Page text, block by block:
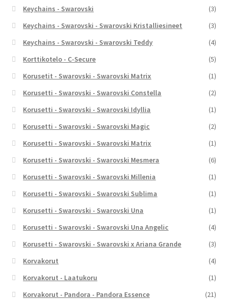
Keychains - Swarovski
(3)
Keychains - Swarovski - Swarovski Kristalliesineet
(3)
Keychains - Swarovski - Swarovski Teddy
(4)
Korttikotelo - C-Secure
(5)
Korusetit - Swarovski - Swarovski Matrix
(1)
Korusetti - Swarovski - Swarovski Constella
(2)
Korusetti - Swarovski - Swarovski Idyllia
(1)
Korusetti - Swarovski - Swarovski Magic
(2)
Korusetti - Swarovski - Swarovski Matrix
(1)
Korusetti - Swarovski - Swarovski Mesmera
(6)
Korusetti - Swarovski - Swarovski Millenia
(1)
Korusetti - Swarovski - Swarovski Sublima
(1)
Korusetti - Swarovski - Swarovski Una
(1)
Korusetti - Swarovski - Swarovski Una Angelic
(4)
Korusetti - Swarovski - Swarovski x Ariana Grande
(3)
Korvakorut
(4)
Korvakorut - Laatukoru
(1)
Korvakorut - Pandora - Pandora Essence
(21)